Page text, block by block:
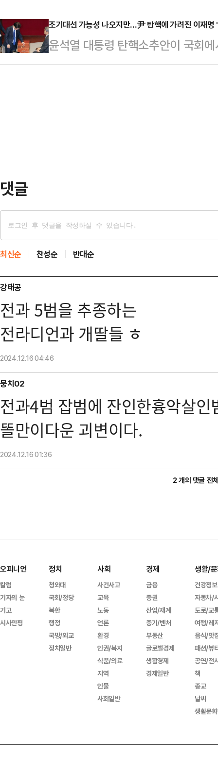
극적인 역할이 필요하…
했다.앞서 이 대표는 이날 국회에서
급하다. 민주당은 모든 정당과 함께
협력할 것"이라며 초당적 '국정안정
를 수령하지 않은 것을 꼬집으며 재
민의힘 법률자문위원장인 주진우
연 꼼수) 의심을 받지 않으려면 소
게 2심에 임하라"고 강력 촉구했다.
조기대선 가능성 나오지만…尹 탄핵에 가려진 이재명
윤석열 대통령 탄핵소추안이 국회
기 대선 현실화 가능성이 커지며 이
댓글
최신순 찬성순 반대순
강태공
전과 5범을 추종하는
전라디언과 개딸들 ㅎ
2024.12.1604:46
뭉치02
전과4범 잡범에 잔인한흉악살
똘만이다운 괴변이다.
2024.12.1601:36
2 개의 댓글 전
오피니언
칼럼
기자의 눈
기고
시사만평
정치
청와대
국회/정당
북한
행정
국방/외교
정치일반
사회
사건사고
교육
노동
언론
환경
인권/복지
식품/의료
지역
인물
사회일반
경제
금융
증권
산업/재계
중기/벤처
부동산
글로벌경제
생활경제
경제일반
생활/
건강정보
자동차/
도로/교
여행/레
음식/맛
패션/뷰
공연/전
책
종교
날씨
생활문